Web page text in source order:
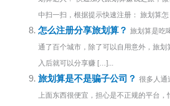
中扫一扫，根据提示快速注册： 旅划算怎
怎么注册分享旅划算？ 旅划算是吃
通了百个城市，除了可以自用意外，旅划
入后就可以分享赚 […]...
旅划算是不是骗子公司？ 很多人通
上面东西很便宜，担心是不正规的平台